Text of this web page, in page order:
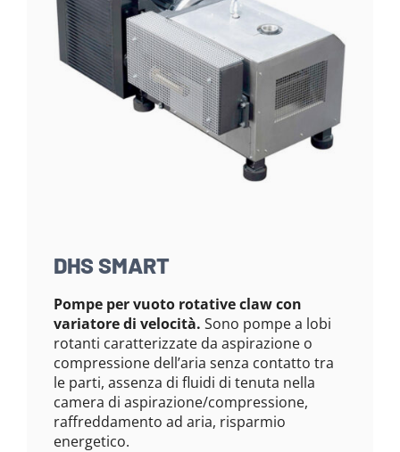
DHS SMART
Pompe per vuoto rotative claw con
variatore di velocità. Sono pompe a lobi
rotanti caratterizzate da aspirazione o
compressione dell’aria senza contatto tra
le parti, assenza di fluidi di tenuta nella
camera di aspirazione/compressione,
raffreddamento ad aria, risparmio
energetico.